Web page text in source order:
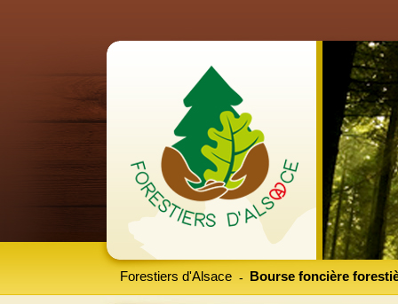
Forestiers d'Alsace Bourse foncière
-